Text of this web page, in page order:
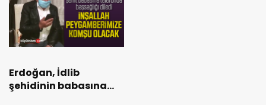
Erdoğan, İdlib
şehidinin babasına